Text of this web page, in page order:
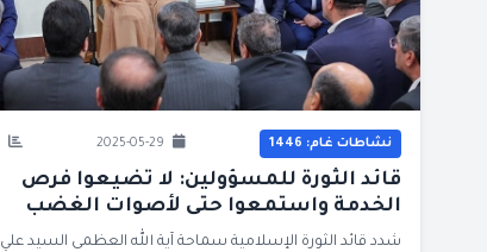
نشاطات غام: 1446
قائد الثورة للمسؤولين: لا تضيعوا فرص
الخدمة واستمعوا حتى لأصوات الغضب
شدد قائد الثورة الإسلامية سماحة آية الله العظمى السيد علي